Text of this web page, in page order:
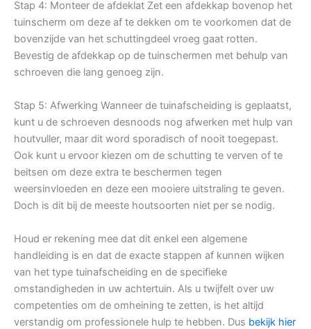
Stap 4: Monteer de afdeklat Zet een afdekkap bovenop het
tuinscherm om deze af te dekken om te voorkomen dat de
bovenzijde van het schuttingdeel vroeg gaat rotten.
Bevestig de afdekkap op de tuinschermen met behulp van
schroeven die lang genoeg zijn.
Stap 5: Afwerking Wanneer de tuinafscheiding is geplaatst,
kunt u de schroeven desnoods nog afwerken met hulp van
houtvuller, maar dit word sporadisch of nooit toegepast.
Ook kunt u ervoor kiezen om de schutting te verven of te
beitsen om deze extra te beschermen tegen
weersinvloeden en deze een mooiere uitstraling te geven.
Doch is dit bij de meeste houtsoorten niet per se nodig.
Houd er rekening mee dat dit enkel een algemene
handleiding is en dat de exacte stappen af kunnen wijken
van het type tuinafscheiding en de specifieke
omstandigheden in uw achtertuin. Als u twijfelt over uw
competenties om de omheining te zetten, is het altijd
verstandig om professionele hulp te hebben. Dus bekijk hier